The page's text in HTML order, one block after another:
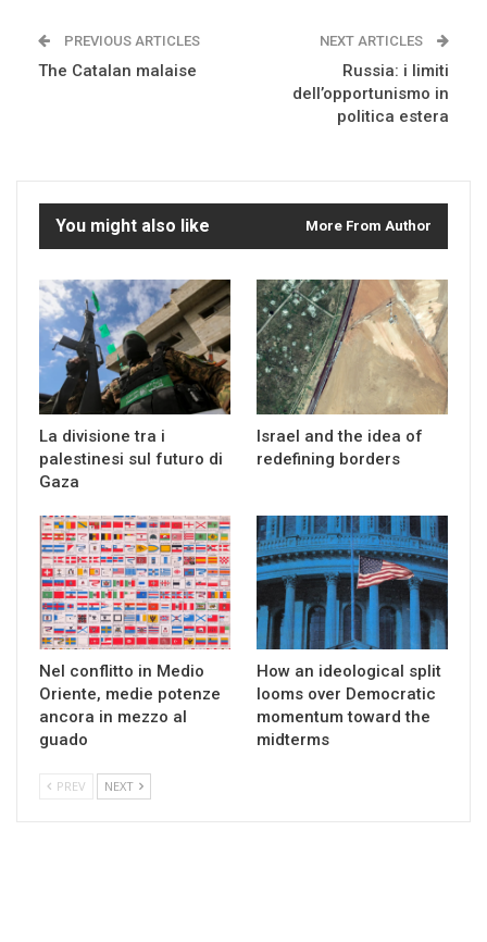
PREVIOUS ARTICLES
The Catalan malaise
NEXT ARTICLES
Russia: i limiti
dell’opportunismo in
politica estera
You might also like More From Author
La divisione tra i
palestinesi sul futuro di
Gaza
Israel and the idea of
redefining borders
Nel conflitto in Medio
Oriente, medie potenze
ancora in mezzo al
guado
How an ideological split
looms over Democratic
momentum toward the
midterms
PREV NEXT